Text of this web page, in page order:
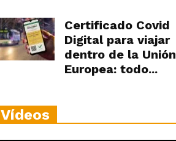
Certificado Covid
Digital para viajar
dentro de la Unión
Europea: todo...
Vídeos